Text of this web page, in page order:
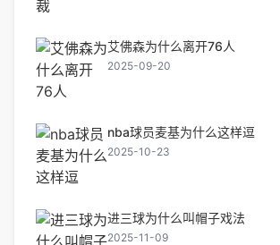
艾佛森为什么离开76人
2025-09-20
nba球员麦基为什么这样逗
2025-10-23
进三球为什么叫帽子戏法
2025-11-09